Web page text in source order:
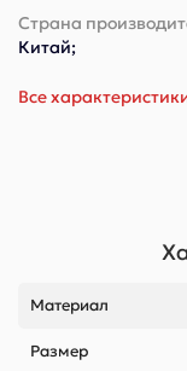
Страна
Китай;
Все
Материал
Размер